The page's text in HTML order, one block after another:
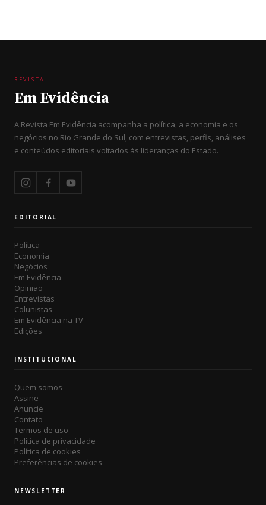
REVISTA
Em Evidência
A Revista Em Evidência acompanha a política, a economia e os
negócios no Rio Grande do Sul, com entrevistas, perfis, análises
e conteúdos editoriais voltados às lideranças do Estado.
EDITORIAL
Política
Economia
Negócios
Em Evidência
Opinião
Entrevistas
Colunistas
Em Evidência na TV
Edições
INSTITUCIONAL
Quem somos
Assine
Anuncie
Contato
Termos de uso
Política de privacidade
Política de cookies
Preferências de cookies
NEWSLETTER